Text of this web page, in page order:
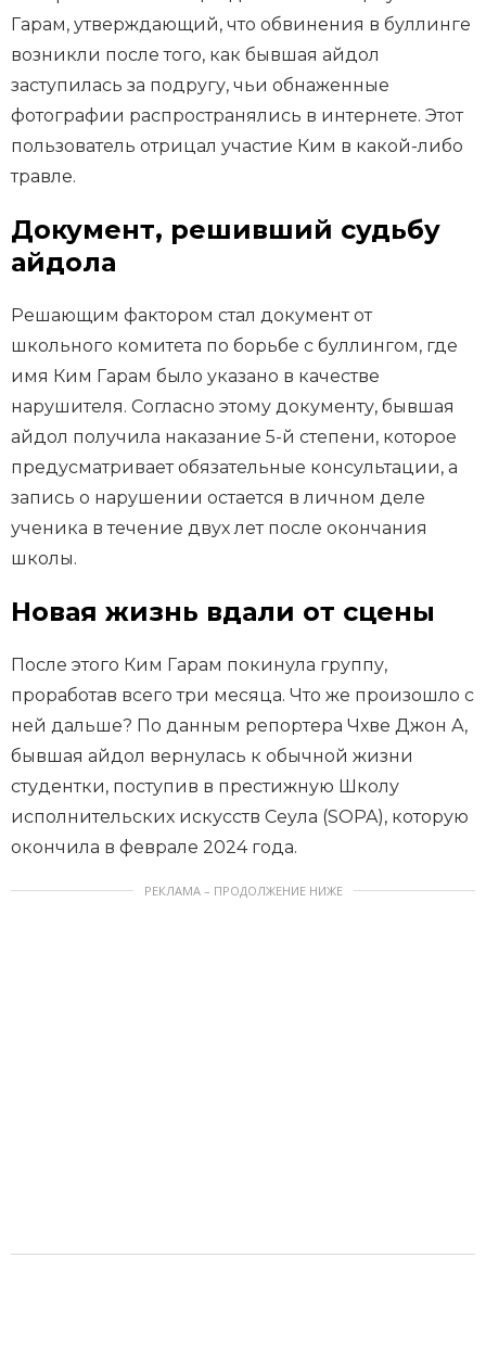
Гарам, утверждающий, что обвинения в буллинге
возникли после того, как бывшая айдол
заступилась за подругу, чьи обнаженные
фотографии распространялись в интернете. Этот
пользователь отрицал участие Ким в какой-либо
травле.
Документ, решивший судьбу
айдола
Решающим фактором стал документ от
школьного комитета по борьбе с буллингом, где
имя Ким Гарам было указано в качестве
нарушителя. Согласно этому документу, бывшая
айдол получила наказание 5-й степени, которое
предусматривает обязательные консультации, а
запись о нарушении остается в личном деле
ученика в течение двух лет после окончания
школы.
Новая жизнь вдали от сцены
После этого Ким Гарам покинула группу,
проработав всего три месяца. Что же произошло с
ней дальше? По данным репортера Чхве Джон А,
бывшая айдол вернулась к обычной жизни
студентки, поступив в престижную Школу
исполнительских искусств Сеула (SOPA), которую
окончила в феврале 2024 года.
РЕКЛАМА – ПРОДОЛЖЕНИЕ НИЖЕ